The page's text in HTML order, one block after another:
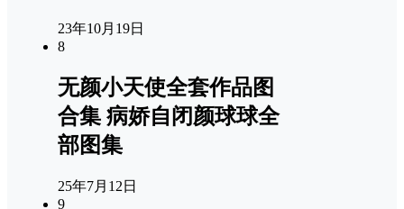
23年10月19日
8
无颜小天使全套作品图
合集 病娇自闭颜球球全
部图集
25年7月12日
9